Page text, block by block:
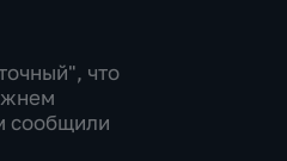
что
сообщили